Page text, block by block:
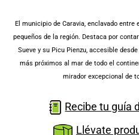
QUÉ HACER
ALOJAMIENTOS
RESTAURANTES
TURISMO ACTIVO
TIENDA
AGENDA
El municipio de Caravia, enclavado
pequeños de la región. Destaca por
Sueve y su Picu Pienzu, accesible
más próximos al mar de todo el
mirador excepcional de
Recibe tu guía
Llévate